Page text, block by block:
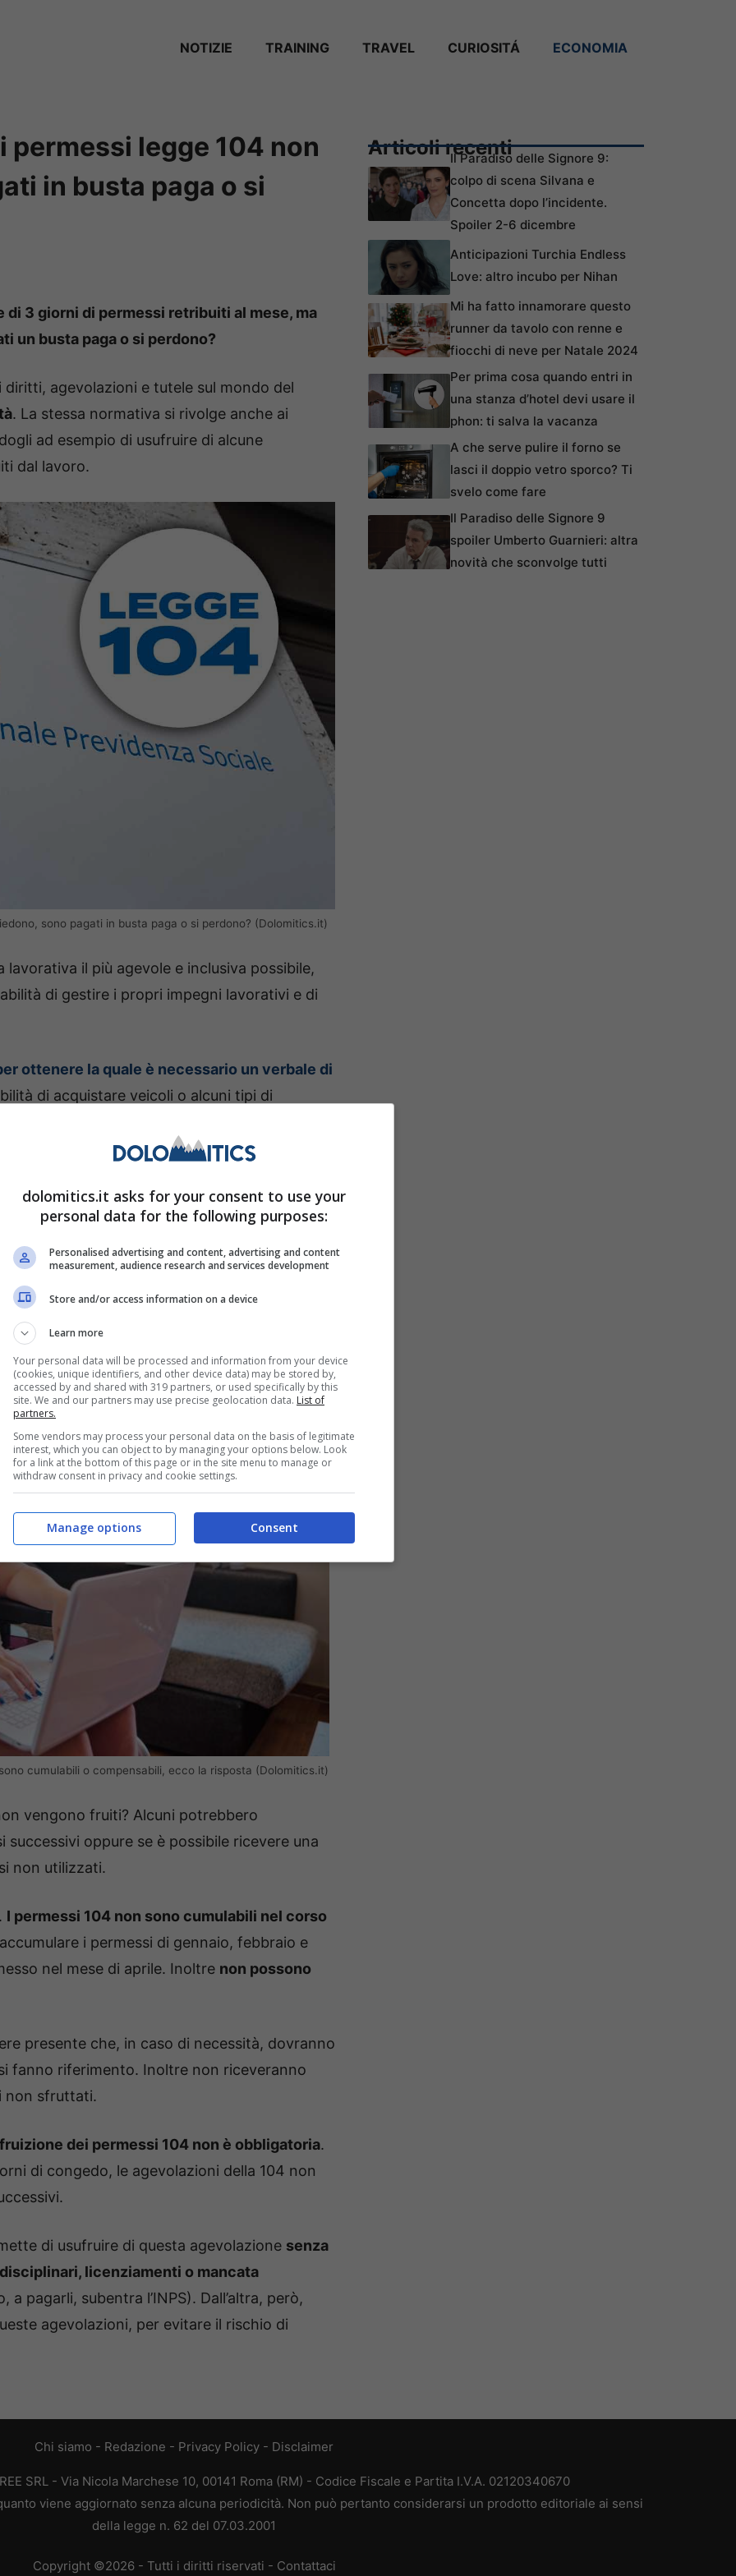
NOTIZIE TRAINING TRAVEL CURIOSITÁ ECONOMIA
permessi legge 104 non
in busta paga o si
3 giorni di permessi retribuiti al mese, ma
un busta paga o si perdono?
diritti, agevolazioni e tutele sul mondo del
. La stessa normativa si rivolge anche ai
ad esempio di usufruire di alcune
dal lavoro.
sono pagati in busta paga o si perdono? (Dolomitics.it)
lavorativa il più agevole e inclusiva possibile,
di gestire i propri impegni lavorativi e di
ottenere la quale è necessario un verbale di
di acquistare veicoli o alcuni tipi di
4%
se ti stai chiedendo se
ecco la risposta
retribuiti al mese, oppure dipermessi
in base al proprio contratto. Contratti pari a
di permesso, mentre quelli inferiori a 6 ore,
cumulabili o compensabili, ecco la risposta (Dolomitics.it)
vengono fruiti? Alcuni potrebbero
successivi oppure se è possibile ricevere una
non utilizzati.
I permessi 104 non sono cumulabili nel corso
i permessi di gennaio, febbraio e
nel mese di aprile. Inoltre non possono
presente che, in caso di necessità, dovranno
fanno riferimento. Inoltre non riceveranno
non sfruttati.
dei permessi 104 non è obbligatoria.
di congedo, le agevolazioni della 104 non
di usufruire di questa agevolazione senza
licenziamenti o mancata
pagarli, subentra l’INPS). Dall’altra, però,
agevolazioni, per evitare il rischio di
Articoli recentiIl Paradiso delle Signore 9:
colpo di scena Silvana e
Concetta dopo l’incidente.
Spoiler 2-6 dicembre
Anticipazioni Turchia Endless
Love: altro incubo per Nihan
Mi ha fatto innamorare questo
runner da tavolo con renne e
fiocchi di neve per Natale 2024
Per prima cosa quando entri in
una stanza d’hotel devi usare il
phon: ti salva la vacanza
A che serve pulire il forno se
lasci il doppio vetro sporco? Ti
svelo come fare
Il Paradiso delle Signore 9
spoiler Umberto Guarnieri: altra
novità che sconvolge tutti
Chi siamo - Redazione - Privacy Policy - Disclaimer
SRL - Via Nicola Marchese 10, 00141 Roma (RM) - Codice Fiscale e Partita I.V.A. 02120340670
viene aggiornato senza alcuna periodicità. Non può pertanto considerarsi un prodotto editoriale ai sensi
della legge n. 62 del 07.03.2001
Copyright ©2026 - Tutti i diritti riservati - Contattaci
dolomitics.it asks for your consent to use your
personal data for the following purposes:
Personalised advertising and content, advertising and content
measurement, audience research and services development
Store and/or access information on a device
Learn more
Your personal data will be processed and information from your device
(cookies, unique identifiers, and other device data) may be stored by,
accessed by and shared with 319 partners, or used specifically by this
site. We and our partners may use precise geolocation data. List of
partners.
Some vendors may process your personal data on the basis of legitimate
interest, which you can object to by managing your options below. Look
for a link at the bottom of this page or in the site menu to manage or
withdraw consent in privacy and cookie settings.
Consent
Manage options